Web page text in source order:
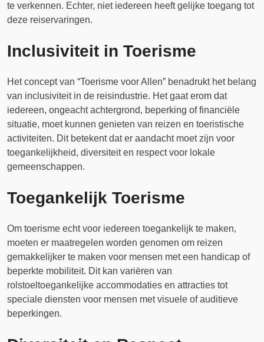
te verkennen. Echter, niet iedereen heeft gelijke toegang tot
deze reiservaringen.
Inclusiviteit in Toerisme
Het concept van “Toerisme voor Allen” benadrukt het belang
van inclusiviteit in de reisindustrie. Het gaat erom dat
iedereen, ongeacht achtergrond, beperking of financiële
situatie, moet kunnen genieten van reizen en toeristische
activiteiten. Dit betekent dat er aandacht moet zijn voor
toegankelijkheid, diversiteit en respect voor lokale
gemeenschappen.
Toegankelijk Toerisme
Om toerisme echt voor iedereen toegankelijk te maken,
moeten er maatregelen worden genomen om reizen
gemakkelijker te maken voor mensen met een handicap of
beperkte mobiliteit. Dit kan variëren van
rolstoeltoegankelijke accommodaties en attracties tot
speciale diensten voor mensen met visuele of auditieve
beperkingen.